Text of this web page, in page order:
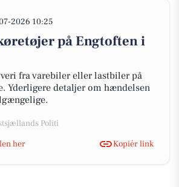
2026 10:25
på Engtoften i
fra varebiler eller lastbiler på
Yderligere detaljer om hændelsen
Politi
her
Kopiér link